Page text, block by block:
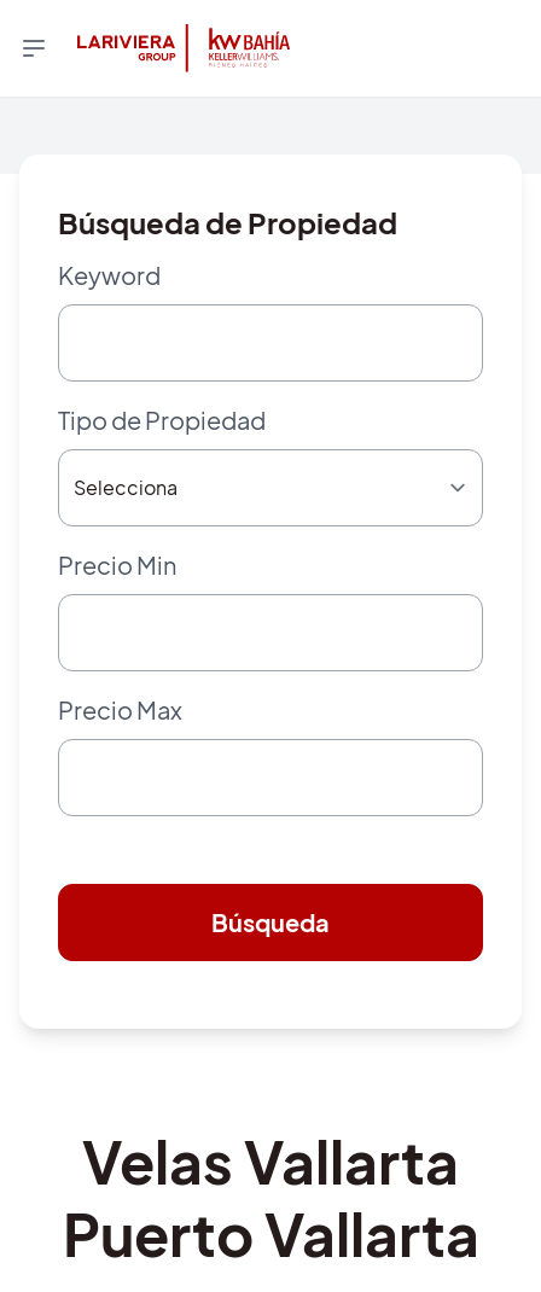
Búsqueda de Propiedad
Keyword
Tipo de Propiedad
Precio Min
Precio Max
Búsqueda
Velas Vallarta
Puerto Vallarta